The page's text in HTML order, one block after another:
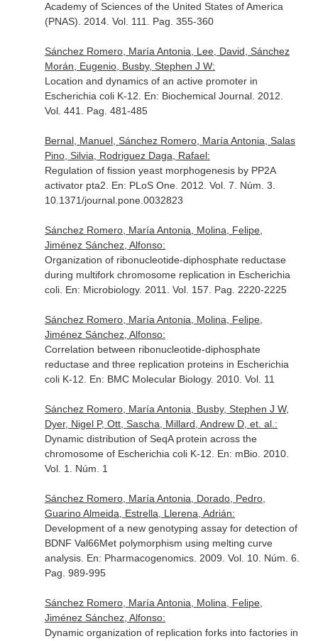
Academy of Sciences of the United States of America
(PNAS) . 2014. Vol. 111. Pag. 355-360
Sánchez Romero, María Antonia, Lee, David, Sánchez
Morán, Eugenio, Busby, Stephen J W:
Location and dynamics of an active promoter in
Escherichia coli K-12. En: Biochemical Journal. 2012.
Vol. 441. Pag. 481-485
Bernal, Manuel, Sánchez Romero, María Antonia, Salas
Pino, Silvia, Rodriguez Daga, Rafael:
Regulation of fission yeast morphogenesis by PP2A
activator pta2. En: PLoS One. 2012. Vol. 7. Núm. 3.
10.1371/journal.pone.0032823
Sánchez Romero, María Antonia, Molina, Felipe,
Jiménez Sánchez, Alfonso:
Organization of ribonucleotide-diphosphate reductase
during multifork chromosome replication in Escherichia
coli. En: Microbiology. 2011. Vol. 157. Pag. 2220-2225
Sánchez Romero, María Antonia, Molina, Felipe,
Jiménez Sánchez, Alfonso:
Correlation between ribonucleotide-diphosphate
reductase and three replication proteins in Escherichia
coli K-12. En: BMC Molecular Biology. 2010. Vol. 11
Sánchez Romero, María Antonia, Busby, Stephen J W,
Dyer, Nigel P, Ott, Sascha, Millard, Andrew D, et. al.:
Dynamic distribution of SeqA protein across the
chromosome of Escherichia coli K-12. En: mBio. 2010.
Vol. 1. Núm. 1
Sánchez Romero, María Antonia, Dorado, Pedro,
Guarino Almeida, Estrella, Llerena, Adrián:
Development of a new genotyping assay for detection of
BDNF Val66Met polymorphism using melting curve
analysis. En: Pharmacogenomics. 2009. Vol. 10. Núm. 6.
Pag. 989-995
Sánchez Romero, María Antonia, Molina, Felipe,
Jiménez Sánchez, Alfonso:
Dynamic organization of replication forks into factories in